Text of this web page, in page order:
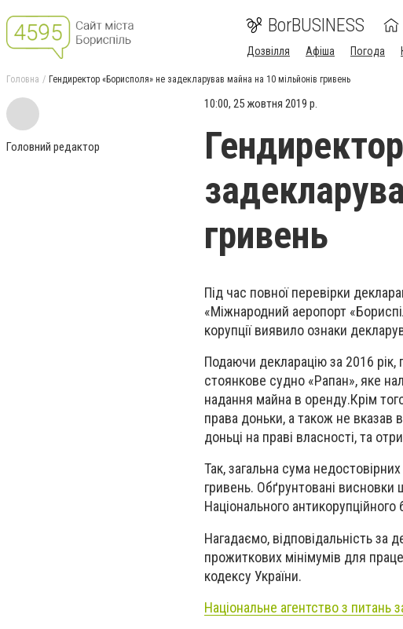
BorBUSINESS
Дозвілля Афіша Погода
Головна Гендиректор «Борисполя» не задекларував майна на 10 мільйонів гривень
Головний редактор
10:00, 25 жовтня 2019 р.
гривень
Під час повної перевірки
«Міжнародний аеропорт
корупції виявило ознаки
Подаючи декларацію за 2016 рік,
стоянкове судно «Рапан», яке
надання майна в оренду.Крім
права доньки, а також не вказав
доньці на праві власності, та
Так, загальна сума
гривень. Обґрунтовані
Національного антикорупційного
Нагадаємо, відповідальність за
прожиткових мінімумів для
кодексу України.
Національне агентство з питань